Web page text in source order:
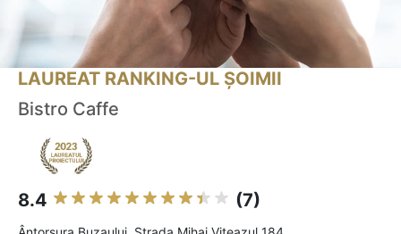
LAUREAT RANKING-UL ȘOIMII
Bistro Caffe
8.4 (7)